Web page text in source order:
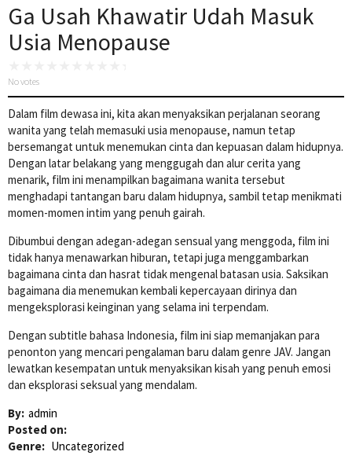
Ga Usah Khawatir Udah Masuk
Usia Menopause
No votes
Dalam film dewasa ini, kita akan menyaksikan perjalanan seorang
wanita yang telah memasuki usia menopause, namun tetap
bersemangat untuk menemukan cinta dan kepuasan dalam hidupnya.
Dengan latar belakang yang menggugah dan alur cerita yang
menarik, film ini menampilkan bagaimana wanita tersebut
menghadapi tantangan baru dalam hidupnya, sambil tetap menikmati
momen-momen intim yang penuh gairah.
Dibumbui dengan adegan-adegan sensual yang menggoda, film ini
tidak hanya menawarkan hiburan, tetapi juga menggambarkan
bagaimana cinta dan hasrat tidak mengenal batasan usia. Saksikan
bagaimana dia menemukan kembali kepercayaan dirinya dan
mengeksplorasi keinginan yang selama ini terpendam.
Dengan subtitle bahasa Indonesia, film ini siap memanjakan para
penonton yang mencari pengalaman baru dalam genre JAV. Jangan
lewatkan kesempatan untuk menyaksikan kisah yang penuh emosi
dan eksplorasi seksual yang mendalam.
By: admin
Posted on:
Genre: Uncategorized